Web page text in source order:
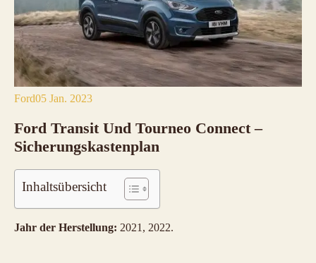
Ford05 Jan. 2023
Ford Transit Und Tourneo Connect –
Sicherungskastenplan
Inhaltsübersicht
Jahr der Herstellung: 2021, 2022.